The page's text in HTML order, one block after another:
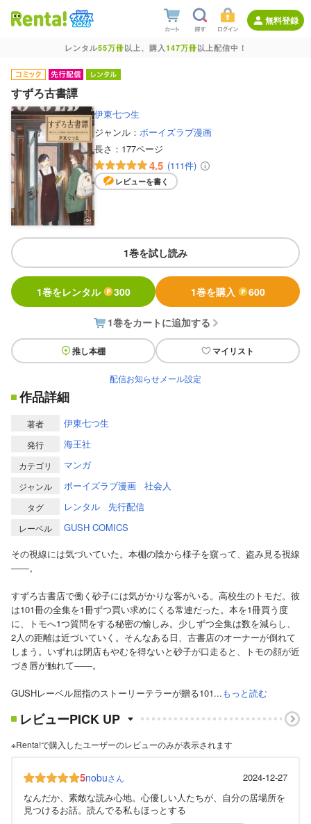
無料登録
レンタル55万冊以上、購入147万冊以上配信中！
すずろ古書譚
伊東七つ生
ジャンル： ボーイズラブ漫画
長さ： 177ページ
4.5 (111件)
レビューを書く
1巻を試し読み
1巻をレンタル 300 1巻を購入 600
1巻をカートに追加する
推し本棚 マイリスト
配信お知らせメール設定
作品詳細
著者 伊東七つ生
発行 海王社
カテゴリ マンガ
ジャンル ボーイズラブ漫画 社会人
タグ レンタル 先行配信
レーベル
GUSH COMICS
その視線には気づいていた。本棚の陰から様子を窺って、盗み見る視線
――。
すずろ古書店で働く砂子には気がかりな客がいる。高校生のトモだ。彼
は101冊の全集を1冊ずつ買い求めにくる常連だった。本を1冊買う度
に、トモへ1つ質問をする秘密の愉しみ。少しずつ全集は数を減らし、
2人の距離は近づいていく。そんなある日、古書店のオーナーが倒れて
しまう。いずれは閉店もやむを得ないと砂子が口走ると、トモの顔が近
づき唇が触れて――。
GUSHレーベル屈指のストーリーテラーが贈る101...もっと読む
レビューPICK UP
※Renta!で購入したユーザーのレビューのみが表示されます
5nobuさん
2024-12-27
なんだか、素敵な読み心地。心優しい人たちが、自分の居場所を
見つけるお話。読んでる私もほっとする